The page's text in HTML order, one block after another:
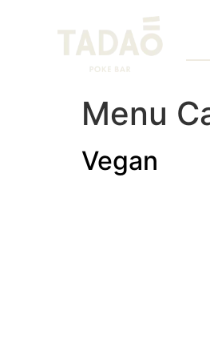
Menu
Vegan